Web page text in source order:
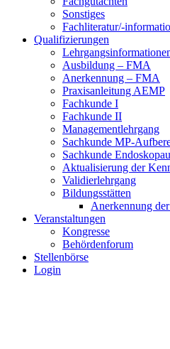
Sonstiges
Fachliteratur/-
Qualifizierungen
Ausbildung – FMA
Anerkennung – FMA
Praxisanleitung AEMP
Fachkunde I
Fachkunde II
Managementlehrgang
Sachkunde MP-
Sachkunde
Aktualisierung der
Validierlehrgang
Bildungsstätten
Anerkennung
Veranstaltungen
Kongresse
Behördenforum
Stellenbörse
Login